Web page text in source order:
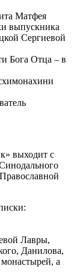
Матфея
выпускника
Сергиевой
Бога Отца – в
выходит с
Лавры,
Данилова,
а